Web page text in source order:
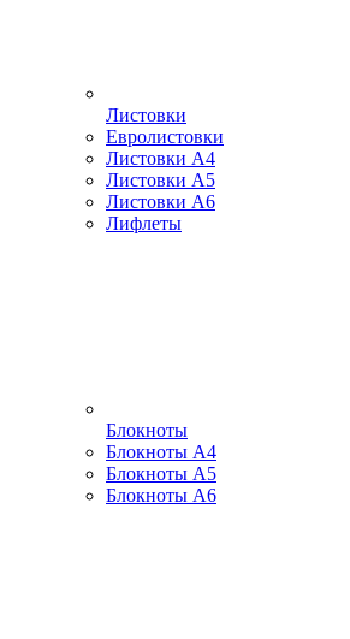
Листовки
Евролистовки
Листовки А4
Листовки А5
Листовки А6
Лифлеты
Блокноты
Блокноты А4
Блокноты А5
Блокноты А6